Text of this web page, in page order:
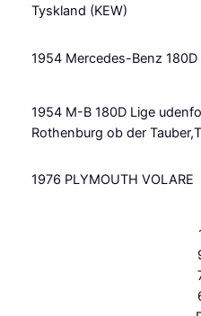
Tyskland (KEW)
1954 Mercedes-Benz 180D
1954 M-B 180D Lige
Rothenburg ob der
1976 PLYMOUTH VOLARE